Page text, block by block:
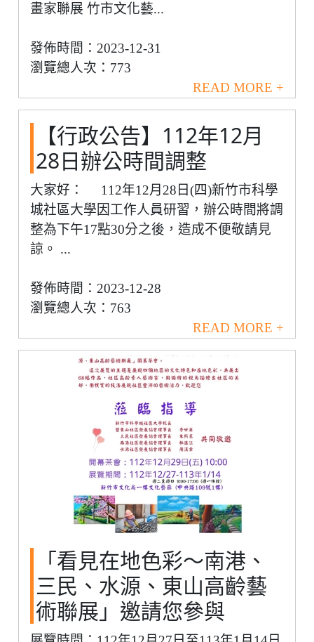
畫家聯展 竹市文化藝...
發佈時間：2023-12-31
瀏覽總人次：773
READ MORE +
【行政公告】112年12月
28日辦公時間調整
大家好： 112年12月28日(四)新竹市科學
城社區大學因工作人員研習，辦公時間將調
整為下午17點30分之後，造成不便敬請見
諒。 ...
發佈時間：2023-12-28
瀏覽總人次：763
READ MORE +
「看見在地色彩～南港、
三民、水源、東山高齡藝
術聯展」邀請您參與